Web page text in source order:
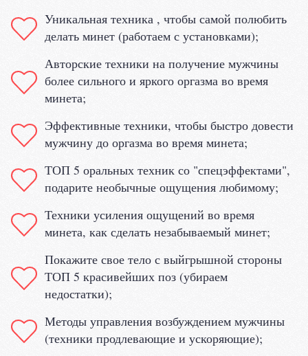
Уникальная техника , чтобы самой полюбить
делать минет (работаем с установками);
Авторские техники на получение мужчины
более сильного и яркого оргазма во время
минета;
Эффективные техники, чтобы быстро довести
мужчину до оргазма во время минета;
ТОП 5 оральных техник со "спецэффектами",
подарите необычные ощущения любимому;
Техники усиления ощущений во время
минета, как сделать незабываемый минет;
Покажите свое тело с выйгрышной стороны
ТОП 5 красивейших поз (убираем
недостатки);
Методы управления возбуждением мужчины
(техники продлевающие и ускоряющие);